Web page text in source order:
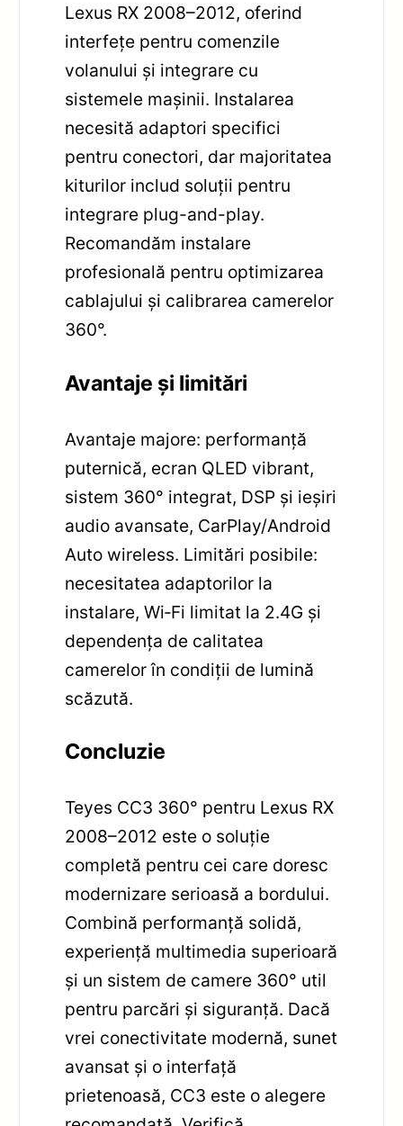
Lexus RX 2008–2012, oferind
interfețe pentru comenzile
volanului și integrare cu
sistemele mașinii. Instalarea
necesită adaptori specifici
pentru conectori, dar majoritatea
kiturilor includ soluții pentru
integrare plug-and-play.
Recomandăm instalare
profesională pentru optimizarea
cablajului și calibrarea camerelor
360°.
Avantaje și limitări
Avantaje majore: performanță
puternică, ecran QLED vibrant,
sistem 360° integrat, DSP și ieșiri
audio avansate, CarPlay/Android
Auto wireless. Limitări posibile:
necesitatea adaptorilor la
instalare, Wi‑Fi limitat la 2.4G și
dependența de calitatea
camerelor în condiții de lumină
scăzută.
Concluzie
Teyes CC3 360° pentru Lexus RX
2008–2012 este o soluție
completă pentru cei care doresc
modernizare serioasă a bordului.
Combină performanță solidă,
experiență multimedia superioară
și un sistem de camere 360° util
pentru parcări și siguranță. Dacă
vrei conectivitate modernă, sunet
avansat și o interfață
prietenoasă, CC3 este o alegere